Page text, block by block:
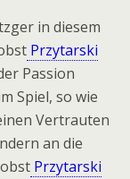
in diesem
Przytarski
Passion
Spiel, so wie
Vertrauten
an die
Przytarski